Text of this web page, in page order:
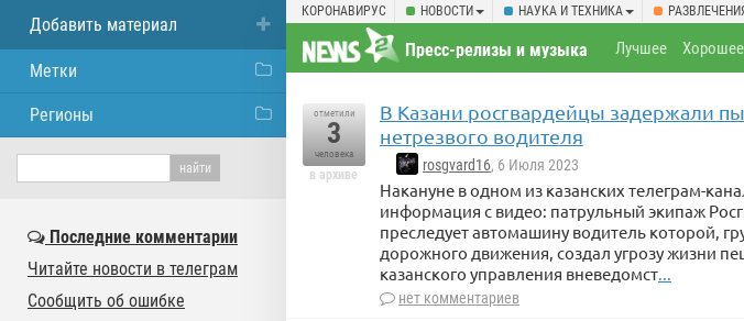
КОРОНАВИРУС НОВОСТИ НАУКА И ТЕХНИКА
Пресс-релизы и музыка Лучшее Хорошее
отметили
3
человека
в архиве
В Казани росгвардейцы задержали
нетрезвого водителя
rosgvard16, 6 Июля 2023
Накануне в одном из казанских телеграм-
информация с видео: патрульный экипаж
преследует автомашину водитель которой,
дорожного движения, создал угрозу жизни
казанского управления вневедомст...
нет комментариев
Добавить материал
Метки
Регионы
Последние комментарии
Читайте новости в телеграм
Сообщить об ошибке